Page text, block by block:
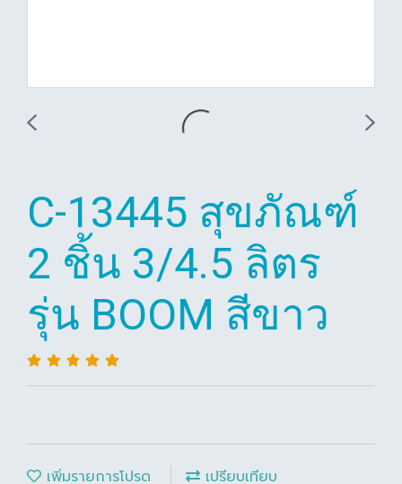
C-13445 สุขภัณฑ์
2 ชิ้น 3/4.5 ลิตร
รุ่น BOOM สีขาว
เพิ่มรายการโปรด
เปรียบเทียบ